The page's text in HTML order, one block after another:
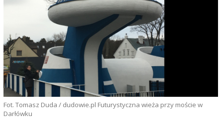
Fot. Tomasz Duda / dudowie.pl Futurystyczna wieża przy moście w
Darłówku